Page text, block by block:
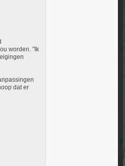
worden. "Ik
dat er